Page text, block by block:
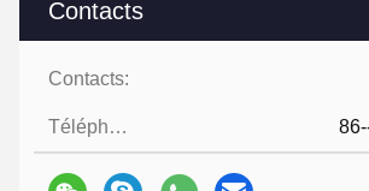
Contacts
Contacts:
Téléphone: